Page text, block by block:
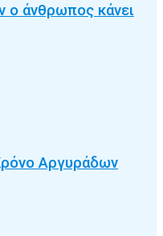
ο άνθρωπος κάνει
Αργυράδων